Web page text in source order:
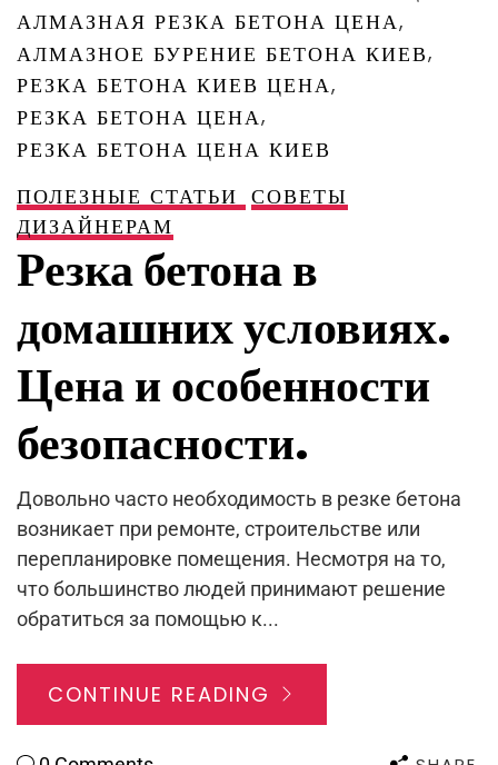
АЛМАЗНАЯ РЕЗКА БЕТОНА ЦЕНА,
АЛМАЗНОЕ БУРЕНИЕ БЕТОНА КИЕВ,
РЕЗКА БЕТОНА КИЕВ ЦЕНА,
РЕЗКА БЕТОНА ЦЕНА,
РЕЗКА БЕТОНА ЦЕНА КИЕВ
ПОЛЕЗНЫЕ СТАТЬИ СОВЕТЫ
ДИЗАЙНЕРАМ
Резка бетона в
домашних условиях.
Цена и особенности
безопасности.
Довольно часто необходимость в резке бетона
возникает при ремонте, строительстве или
перепланировке помещения. Несмотря на то,
что большинство людей принимают решение
обратиться за помощью к...
CONTINUE READING